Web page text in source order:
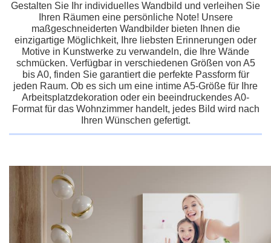
Gestalten Sie Ihr individuelles Wandbild und verleihen Sie
Ihren Räumen eine persönliche Note! Unsere
maßgeschneiderten Wandbilder bieten Ihnen die
einzigartige Möglichkeit, Ihre liebsten Erinnerungen oder
Motive in Kunstwerke zu verwandeln, die Ihre Wände
schmücken. Verfügbar in verschiedenen Größen von A5
bis A0, finden Sie garantiert die perfekte Passform für
jeden Raum. Ob es sich um eine intime A5-Größe für Ihre
Arbeitsplatzdekoration oder ein beeindruckendes A0-
Format für das Wohnzimmer handelt, jedes Bild wird nach
Ihren Wünschen gefertigt.